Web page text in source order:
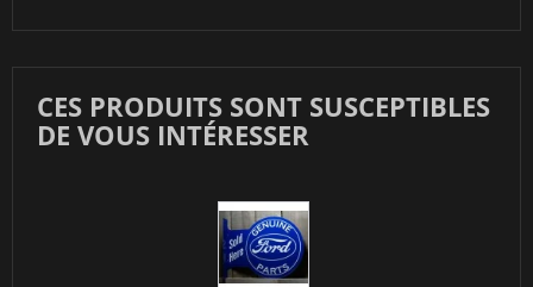
CES PRODUITS SONT SUSCEPTIBLES
DE VOUS INTÉRESSER